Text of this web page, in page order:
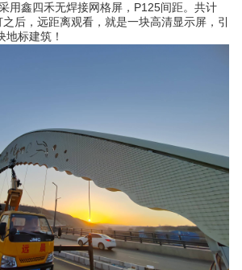
用鑫四禾无焊接网格屏，P125间距。共计
后，远距离观看，就是一块高清显示屏，引
地标建筑！